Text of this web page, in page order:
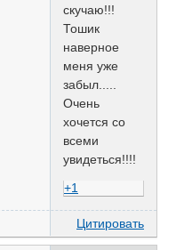
скучаю!!!
Тошик
наверное
меня уже
забыл.....
Очень
хочется со
всеми
увидеться!!!!
+1
Цитировать